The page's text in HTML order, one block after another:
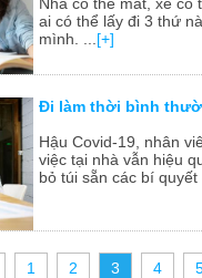
ai có thể lấy đi 3 thứ
mình. ... [+]
Đi làm thời bình
Hậu Covid-19, nhân
việc tại nhà vẫn hiệu
bỏ túi sẵn các bí quyết
1 2 3 4